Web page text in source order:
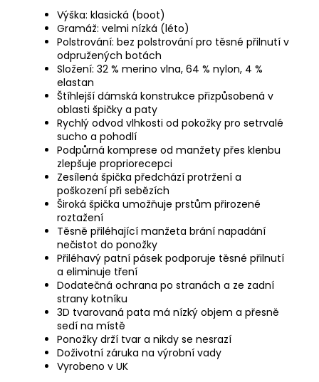
Výška: klasická (boot)
Gramáž: velmi nízká (léto)
Polstrování: bez polstrování pro těsné přilnutí v
odpružených botách
Složení: 32 % merino vlna, 64 % nylon, 4 %
elastan
Štíhlejší dámská konstrukce přizpůsobená v
oblasti špičky a paty
Rychlý odvod vlhkosti od pokožky pro setrvalé
sucho a pohodlí
Podpůrná komprese od manžety přes klenbu
zlepšuje propriorecepci
Zesílená špička předchází protržení a
poškození při sebězích
Široká špička umožňuje prstům přirozené
roztažení
Těsně přiléhající manžeta brání napadání
nečistot do ponožky
Přiléhavý patní pásek podporuje těsné přilnutí
a eliminuje tření
Dodatečná ochrana po stranách a ze zadní
strany kotníku
3D tvarovaná pata má nízký objem a přesně
sedí na místě
Ponožky drží tvar a nikdy se nesrazí
Doživotní záruka na výrobní vady
Vyrobeno v UK